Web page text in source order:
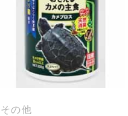
その他